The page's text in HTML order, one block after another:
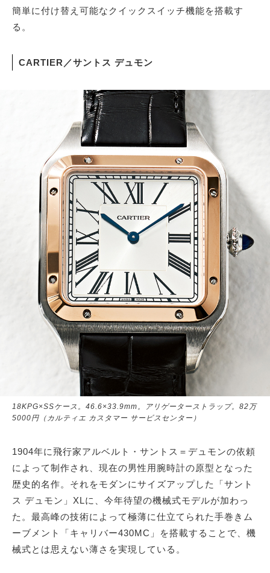
簡単に付け替え可能なクイックスイッチ機能を搭載す
る。
CARTIER／サントス デュモン
18KPG×SSケース。46.6×33.9mm。アリゲーターストラップ。82万
5000円（カルティエ カスタマー サービスセンター）
1904年に飛行家アルベルト・サントス＝デュモンの依頼
によって制作され、現在の男性用腕時計の原型となった
歴史的名作。それをモダンにサイズアップした「サント
ス デュモン」XLに、今年待望の機械式モデルが加わっ
た。最高峰の技術によって極薄に仕立てられた手巻きム
ーブメント「キャリバー430MC」を搭載することで、機
械式とは思えない薄さを実現している。